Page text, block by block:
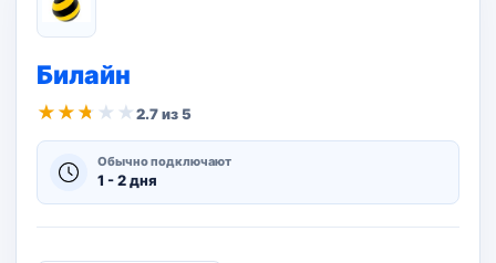
Билайн
★ ★ ★ ★ ★2.7 из 5
Обычно подключают
1 - 2 дня